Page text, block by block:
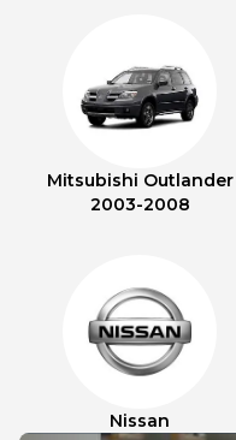
Mitsubishi Outlander
2003-2008
Nissan